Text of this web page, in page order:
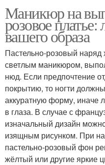
Маникюр на
розовое
вашего образа
Пастельно-розовый наряд
светлым маникюром,
нюд. Если предпочтение
покрытию, то ногти
аккуратную форму, иначе
в глаза. В случае с
изначальный дизайн
изящным рисунком. При
пастельно-розовый фон
жёлтый или другие яркие